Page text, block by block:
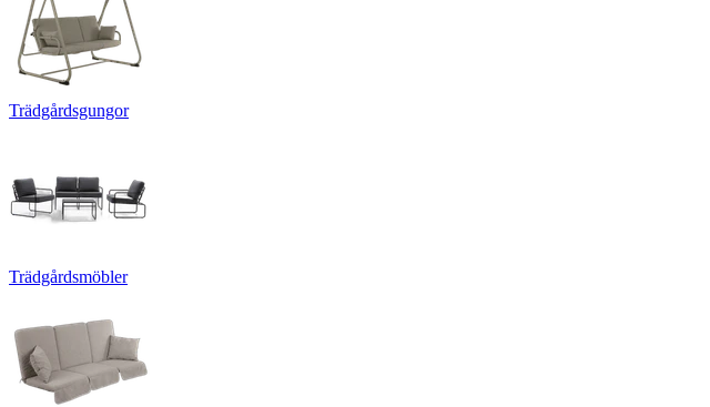
Trädgårdsgungor
Trädgårdsmöbler